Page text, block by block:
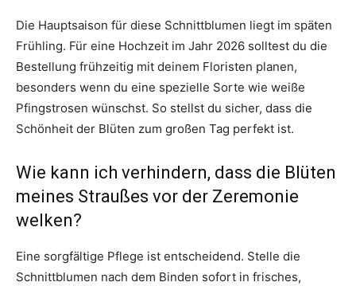
Die Hauptsaison für diese Schnittblumen liegt im späten
Frühling. Für eine Hochzeit im Jahr 2026 solltest du die
Bestellung frühzeitig mit deinem Floristen planen,
besonders wenn du eine spezielle Sorte wie weiße
Pfingstrosen wünschst. So stellst du sicher, dass die
Schönheit der Blüten zum großen Tag perfekt ist.
Wie kann ich verhindern, dass die Blüten
meines Straußes vor der Zeremonie
welken?
Eine sorgfältige Pflege ist entscheidend. Stelle die
Schnittblumen nach dem Binden sofort in frisches,